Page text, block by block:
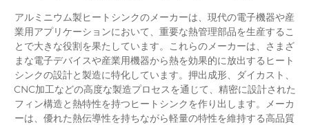
アルミニウム製ヒートシンクのメーカーは、現代の電子機器や産
業用アプリケーションにおいて、重要な熱管理部品を生産するこ
とで大きな役割を果たしています。これらのメーカーは、さまざ
まな電子デバイスや産業用機器から熱を効果的に放出するヒート
シンクの設計と製造に特化しています。押出成形、ダイカスト、
CNC加工などの高度な製造プロセスを通じて、精密に設計された
フィン構造と熱特性を持つヒートシンクを作り出します。メーカ
ーは、優れた熱伝導性を持ちながら軽量の特性を維持する高品質